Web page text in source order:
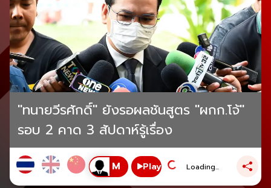
"ทนายวีรศักดิ์" ยังรอผลชันสูตร "ผกก.โจ้"
รอบ 2 คาด 3 สัปดาห์รู้เรื่อง
Play Loading...